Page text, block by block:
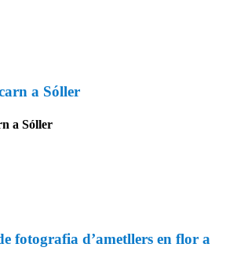
a Sóller
a Sóller
fotografia d’ametllers en flor a